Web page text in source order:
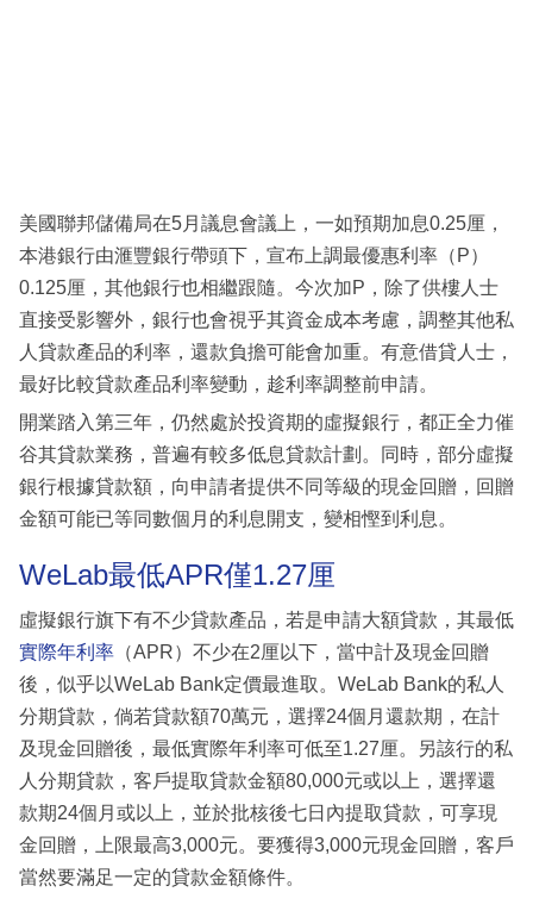
閱
專
區
美國聯邦儲備局在5月議息會議上，一如預期加息0.25厘，
本港銀行由滙豐銀行帶頭下，宣布上調最優惠利率（P）
0.125厘，其他銀行也相繼跟隨。今次加P，除了供樓人士
直接受影響外，銀行也會視乎其資金成本考慮，調整其他私
人貸款產品的利率，還款負擔可能會加重。有意借貸人士，
最好比較貸款產品利率變動，趁利率調整前申請。
開業踏入第三年，仍然處於投資期的虛擬銀行，都正全力催
谷其貸款業務，普遍有較多低息貸款計劃。同時，部分虛擬
銀行根據貸款額，向申請者提供不同等級的現金回贈，回贈
金額可能已等同數個月的利息開支，變相慳到利息。
WeLab最低APR僅1.27厘
虛擬銀行旗下有不少貸款產品，若是申請大額貸款，其最低
實際年利率 （APR）不少在2厘以下，當中計及現金回贈
後，似乎以WeLab Bank定價最進取。WeLab Bank的私人
分期貸款，倘若貸款額70萬元，選擇24個月還款期，在計
及現金回贈後，最低實際年利率可低至1.27厘。另該行的私
人分期貸款，客戶提取貸款金額80,000元或以上，選擇還
款期24個月或以上，並於批核後七日內提取貸款，可享現
金回贈，上限最高3,000元。要獲得3,000元現金回贈，客戶
當然要滿足一定的貸款金額條件。